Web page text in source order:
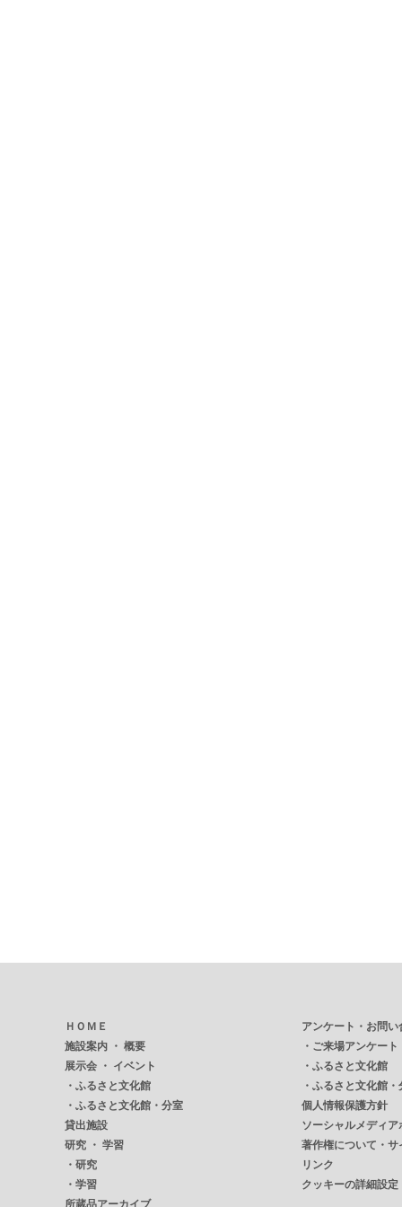
ＨＯＭＥ
施設案内 ・ 概要
展示会 ・ イベント
・ ふるさと文化館
・ ふるさと文化館・分室
貸出施設
研究 ・ 学習
・ 研究
・ 学習
所蔵品アーカイブ
アンケート・お問い
・ ご来場アンケート
・ ふるさと文化館
・ ふるさと文化館・
個人情報保護方針
ソーシャルメディア
著作権について・サ
リンク
クッキーの詳細設定